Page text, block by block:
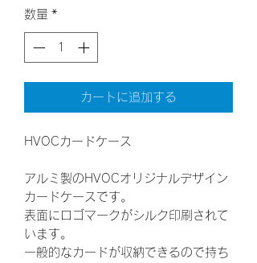
数量 *
カートに追加する
HVOCカードケース
アルミ製のHVOCオリジナルデザイン
カードケースです。
表面にロゴマークがシルク印刷されて
います。
一般的なカードが収納できるので持ち